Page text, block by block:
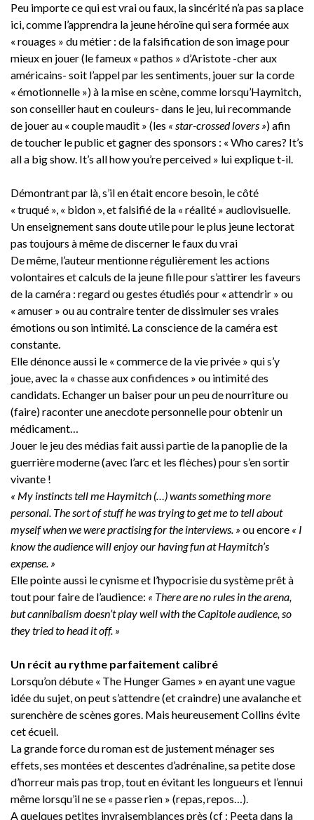
Peu importe ce qui est vrai ou faux, la sincérité n’a pas sa place
ici, comme l’apprendra la jeune héroïne qui sera formée aux
« rouages » du métier : de la falsification de son image pour
mieux en jouer (le fameux « pathos » d’Aristote -cher aux
américains- soit l’appel par les sentiments, jouer sur la corde
« émotionnelle ») à la mise en scène, comme lorsqu’Haymitch,
son conseiller haut en couleurs- dans le jeu, lui recommande
de jouer au « couple maudit » (les « star-crossed lovers ») afin
de toucher le public et gagner des sponsors : « Who cares? It’s
all a big show. It’s all how you’re perceived » lui explique t-il.
Démontrant par là, s’il en était encore besoin, le côté
« truqué », « bidon », et falsifié de la « réalité » audiovisuelle.
Un enseignement sans doute utile pour le plus jeune lectorat
pas toujours à même de discerner le faux du vrai
De même, l’auteur mentionne régulièrement les actions
volontaires et calculs de la jeune fille pour s’attirer les faveurs
de la caméra : regard ou gestes étudiés pour « attendrir » ou
« amuser » ou au contraire tenter de dissimuler ses vraies
émotions ou son intimité. La conscience de la caméra est
constante.
Elle dénonce aussi le « commerce de la vie privée » qui s’y
joue, avec la « chasse aux confidences » ou intimité des
candidats. Echanger un baiser pour un peu de nourriture ou
(faire) raconter une anecdote personnelle pour obtenir un
médicament…
Jouer le jeu des médias fait aussi partie de la panoplie de la
guerrière moderne (avec l’arc et les flèches) pour s’en sortir
vivante !
« My instincts tell me Haymitch (…) wants something more
personal. The sort of stuff he was trying to get me to tell about
myself when we were practising for the interviews. » ou encore « I
know the audience will enjoy our having fun at Haymitch’s
expense. »
Elle pointe aussi le cynisme et l’hypocrisie du système prêt à
tout pour faire de l’audience: « There are no rules in the arena,
but cannibalism doesn’t play well with the Capitole audience, so
they tried to head it off. »
Un récit au rythme parfaitement calibré
Lorsqu’on débute « The Hunger Games » en ayant une vague
idée du sujet, on peut s’attendre (et craindre) une avalanche et
surenchère de scènes gores. Mais heureusement Collins évite
cet écueil.
La grande force du roman est de justement ménager ses
effets, ses montées et descentes d’adrénaline, sa petite dose
d’horreur mais pas trop, tout en évitant les longueurs et l’ennui
même lorsqu’il ne se « passe rien » (repas, repos…).
A quelques petites invraisemblances près (cf : Peeta dans la